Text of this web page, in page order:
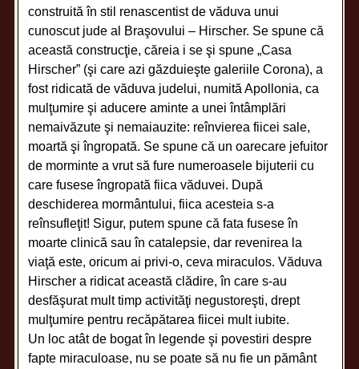
construită în stil renascentist de văduva unui
cunoscut jude al Braşovului – Hirscher. Se spune că
această construcţie, căreia i se şi spune „Casa
Hirscher” (şi care azi găzduieşte galeriile Corona), a
fost ridicată de văduva judelui, numită Apollonia, ca
mulţumire şi aducere aminte a unei întâmplări
nemaivăzute şi nemaiauzite: reînvierea fiicei sale,
moartă şi îngropată. Se spune că un oarecare jefuitor
de morminte a vrut să fure numeroasele bijuterii cu
care fusese îngropată fiica văduvei. După
deschiderea mormântului, fiica acesteia s-a
reînsufleţit! Sigur, putem spune că fata fusese în
moarte clinică sau în catalepsie, dar revenirea la
viaţă este, oricum ai privi-o, ceva miraculos. Văduva
Hirscher a ridicat această clădire, în care s-au
desfăşurat mult timp activităţi negustoreşti, drept
mulţumire pentru recăpătarea fiicei mult iubite.
Un loc atât de bogat în legende şi povestiri despre
fapte miraculoase, nu se poate să nu fie un pământ